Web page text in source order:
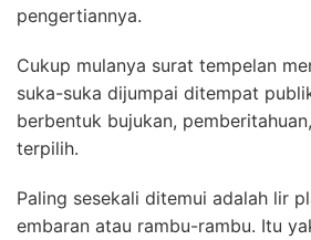
pengertiannya.
Cukup mulanya surat tempelan
suka-suka dijumpai ditempat
berbentuk bujukan,
terpilih.
Paling sesekali ditemui adalah lir
embaran atau rambu-rambu. Itu